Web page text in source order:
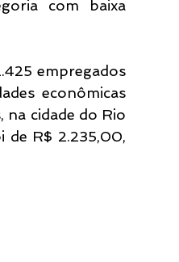
com baixa
empregados
econômicas
na cidade do Rio
de R$ 2.235,00,